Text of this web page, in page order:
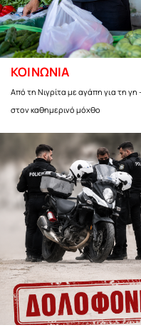
ΚΟΙΝΩΝΙΑ
Από τη Νιγρίτα με αγάπη για τη γη
στον καθημερινό μόχθο